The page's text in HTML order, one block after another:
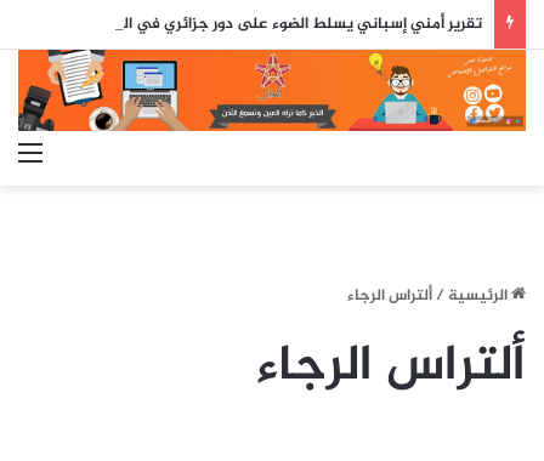
الرئيسية/ألتراس الرجاء
ألتراس الرجاء